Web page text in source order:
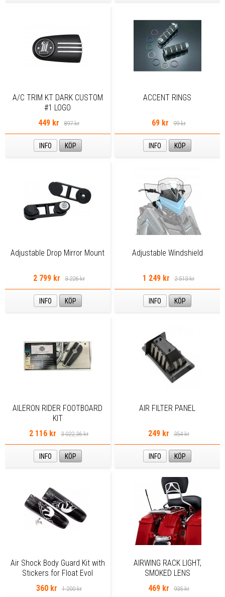
A/C TRIM KT DARK CUSTOM
#1 LOGO
449 kr
897 kr
INFO KÖP
ACCENT RINGS
69 kr 99 kr
INFO KÖP
Adjustable Drop Mirror Mount
2 799 kr 3 226 kr
INFO KÖP
Adjustable Windshield
1 249 kr 2 513 kr
INFO KÖP
AILERON RIDER FOOTBOARD
KIT
2 116 kr
3 022,36 kr
INFO KÖP
AIR FILTER PANEL
249 kr 354 kr
INFO KÖP
Air Shock Body Guard Kit with
Stickers for Float Evol
Shocks
360 kr 1 200 kr
AIRWING RACK LIGHT,
SMOKED LENS
469 kr
935 kr